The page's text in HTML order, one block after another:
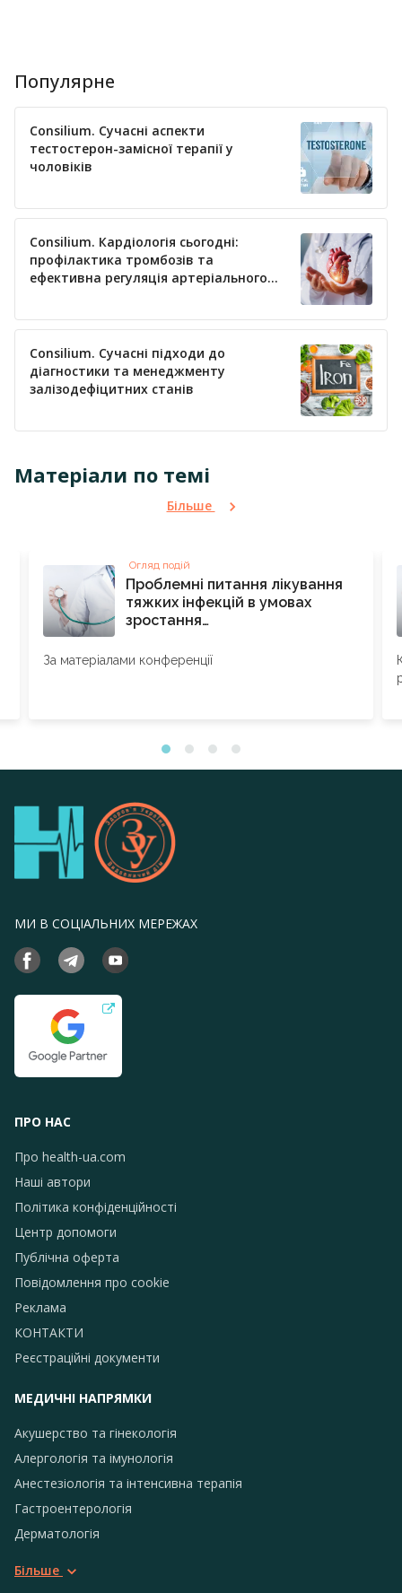
Популярне
Consilium. Сучасні аспекти
тестостерон-замісної терапії у
чоловіків
Consilium. Кардіологія сьогодні:
профілактика тромбозів та
ефективна регуляція артеріального
Consilium. Сучасні підходи до
діагностики та менеджменту
залізодефіцитних станів
Матеріали по темі
Більше
Огляд подій
Проблемні питання лікування
тяжких інфекцій в умовах
зростання
підсумки БУС‑18
За матеріалами конференції
МИ В СОЦІАЛЬНИХ МЕРЕЖАХ
ПРО НАС
Про health-ua.com
Наші автори
Політика конфіденційності
Центр допомоги
Публічна оферта
Повідомлення про сookie
Реклама
КОНТАКТИ
Реєстраційні документи
МЕДИЧНІ НАПРЯМКИ
Акушерство та гінекологія
Алергологія та імунологія
Анестезіологія та інтенсивна терапія
Гастроентерологія
Дерматологія
Більше